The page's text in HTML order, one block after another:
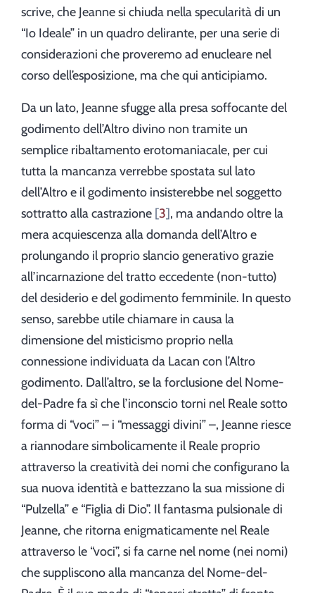
scrive, che Jeanne si chiuda nella specularità di un
“Io Ideale” in un quadro delirante, per una serie di
considerazioni che proveremo ad enucleare nel
corso dell’esposizione, ma che qui anticipiamo.
Da un lato, Jeanne sfugge alla presa soffocante del
godimento dell’Altro divino non tramite un
semplice ribaltamento erotomaniacale, per cui
tutta la mancanza verrebbe spostata sul lato
dell’Altro e il godimento insisterebbe nel soggetto
sottratto alla castrazione 3 , ma andando oltre la
mera acquiescenza alla domanda dell’Altro e
prolungando il proprio slancio generativo grazie
all’incarnazione del tratto eccedente (non-tutto)
del desiderio e del godimento femminile. In questo
senso, sarebbe utile chiamare in causa la
dimensione del misticismo proprio nella
connessione individuata da Lacan con l’Altro
godimento. Dall’altro, se la forclusione del Nome-
del-Padre fa sì che l’inconscio torni nel Reale sotto
forma di “voci” – i “messaggi divini” –, Jeanne riesce
a riannodare simbolicamente il Reale proprio
attraverso la creatività dei nomi che configurano la
sua nuova identità e battezzano la sua missione di
“Pulzella” e “Figlia di Dio”. Il fantasma pulsionale di
Jeanne, che ritorna enigmaticamente nel Reale
attraverso le “voci”, si fa carne nel nome (nei nomi)
che suppliscono alla mancanza del Nome-del-